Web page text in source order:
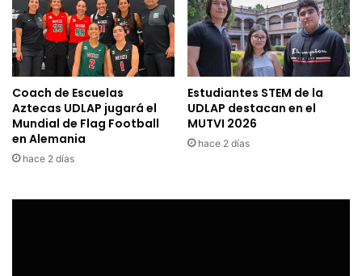
Coach de Escuelas
Aztecas UDLAP jugará el
Mundial de Flag Football
en Alemania
hace 2 días
Estudiantes STEM de la
UDLAP destacan en el
MUTVI 2026
hace 2 días